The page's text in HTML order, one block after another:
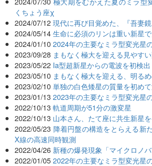
くちょう座χ
2024/07/12 現代に再び目覚めた、『吾妻
2024/05/14 生命に必須のリンは重い新星
2024/01/10 2024年の主要なミラ型変光星
2023/09/28 まもなく極大を迎える見やす
2023/05/22 Ia型超新星からの電波を初検出
2023/05/10 まもなく極大を迎える、明る
2023/02/10 単独の白色矮星の質量を初め
2023/01/13 2023年の主要なミラ型変光星
2022/10/13 軌道周期が51分の激変星
2022/10/13 山本さん、たて座に共生新星
2022/05/23 降着円盤の構造をとらえる新
X線の高速同時観測
2022/04/26 新種の爆発現象「マイクロノ
2022/01/05 2022年の主要なミラ型変光星